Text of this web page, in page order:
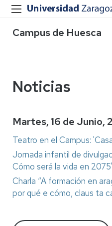
Campus de Huesca
Noticias
Martes, 16 de Junio,
Teatro en el Campus:
Jornada infantil de
Cómo será la vida en
Charla “A formación en
por qué e cómo, claus ta